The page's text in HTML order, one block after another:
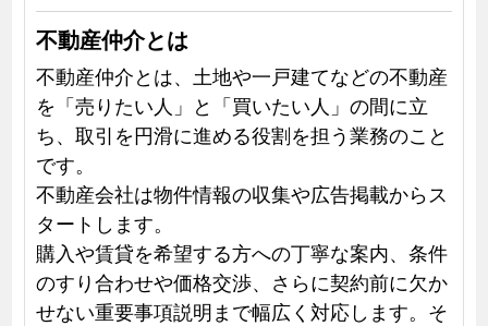
不動産仲介とは
不動産仲介とは、土地や一戸建てなどの不動産
を「売りたい人」と「買いたい人」の間に立
ち、取引を円滑に進める役割を担う業務のこと
です。
不動産会社は物件情報の収集や広告掲載からス
タートします。
購入や賃貸を希望する方への丁寧な案内、条件
のすり合わせや価格交渉、さらに契約前に欠か
せない重要事項説明まで幅広く対応します。そ